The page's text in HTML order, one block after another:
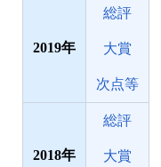
2019
総評
大賞
次点等
2018
総評
大賞